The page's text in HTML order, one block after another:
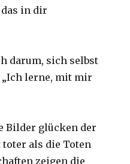
das in dir
darum, sich selbst
lerne, mit mir
Bilder glücken der
als die Toten
zeigen die